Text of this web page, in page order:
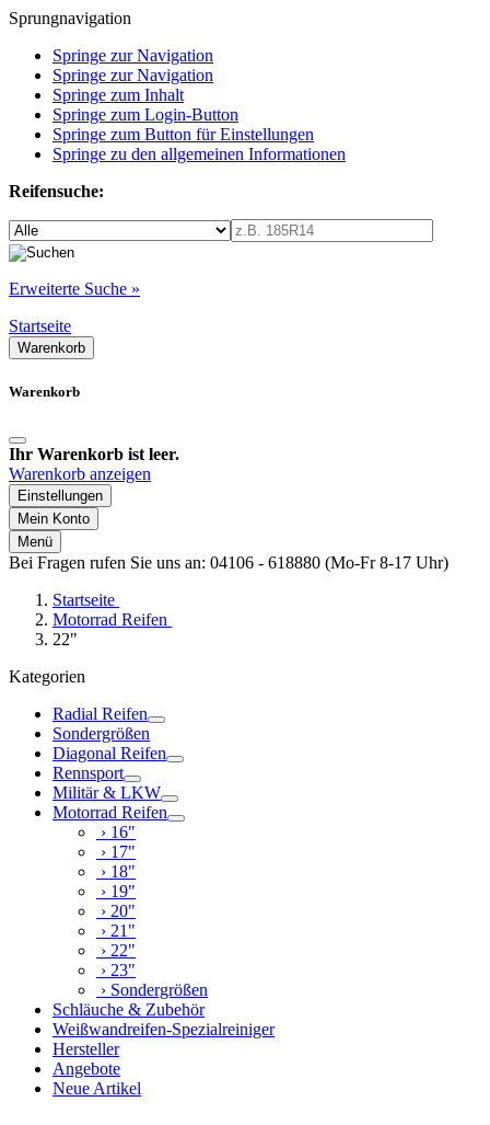
Sprungnavigation
Springe zur Navigation
Springe zur Navigation
Springe zum Inhalt
Springe zum Login-Button
Springe zum Button für Einstellungen
Springe zu den allgemeinen Informationen
Reifensuche:
Erweiterte Suche »
Startseite
Warenkorb
Warenkorb
Ihr Warenkorb ist leer.
Warenkorb anzeigen
Einstellungen
Mein Konto
Menü
Bei Fragen rufen Sie uns an: 04106 - 618880 (Mo-Fr 8-17 Uhr)
Startseite
Motorrad Reifen
22"
Kategorien
Radial Reifen
Sondergrößen
Diagonal Reifen
Rennsport
Militär & LKW
Motorrad Reifen
› 16"
› 17"
› 18"
› 19"
› 20"
› 21"
› 22"
› 23"
› Sondergrößen
Schläuche & Zubehör
Weißwandreifen-Spezialreiniger
Hersteller
Angebote
Neue Artikel